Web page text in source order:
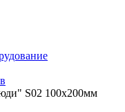
S02 100х200мм